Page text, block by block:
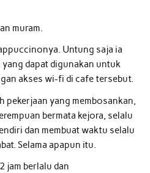
muram.
Untung saja ia
dapat digunakan untuk
akses wi-fi di cafe tersebut.
pekerjaan yang membosankan,
bermata kejora, selalu
dan membuat waktu selalu
Selama apapun itu.
jam berlalu dan